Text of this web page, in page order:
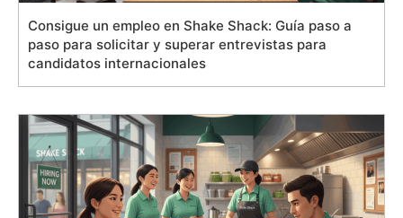
Consigue un empleo en Shake Shack: Guía paso a
paso para solicitar y superar entrevistas para
candidatos internacionales